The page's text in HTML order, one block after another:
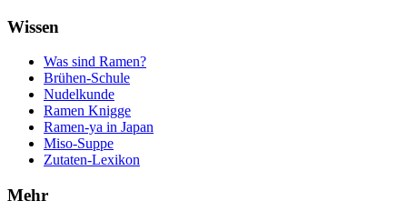
Wissen
Was sind Ramen?
Brühen-Schule
Nudelkunde
Ramen Knigge
Ramen-ya in Japan
Miso-Suppe
Zutaten-Lexikon
Mehr